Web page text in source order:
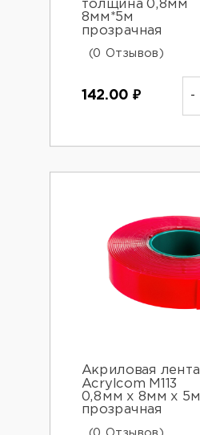
толщина 0,8мм
8мм*5м
прозрачная
(0 Отзывов)
142.00 ₽ -
Акриловая лента
Acrylcom М113
0,8мм х 8мм х 5м
прозрачная
(0 Отзывов)